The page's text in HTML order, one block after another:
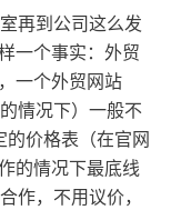
再到公司这么发
一个事实：外贸
一个外贸网站
情况下）一般不
价格表（在官网
的情况下最底线
作，不用议价，